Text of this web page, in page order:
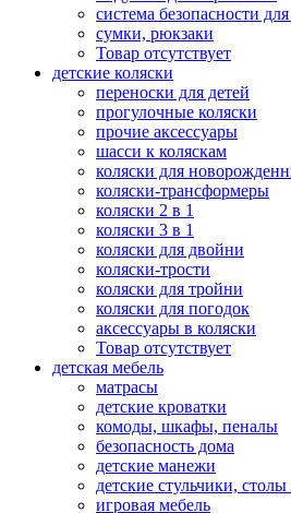
система безопасности
сумки, рюкзаки
Товар отсутствует
детские коляски
переноски для детей
прогулочные коляски
прочие аксессуары
шасси к коляскам
коляски для
коляски-трансформеры
коляски 2 в 1
коляски 3 в 1
коляски для двойни
коляски-трости
коляски для тройни
коляски для погодок
аксессуары в коляски
Товар отсутствует
детская мебель
матрасы
детские кроватки
комоды, шкафы, пеналы
безопасность дома
детские манежи
детские стульчики, столы
игровая мебель